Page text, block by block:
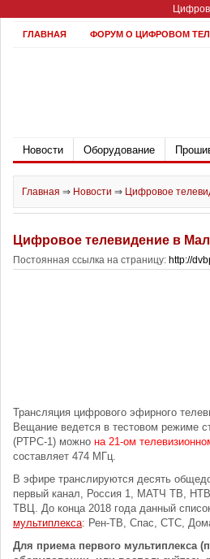
ГЛАВНАЯ ФОРУМ О ЦИФРОВОМ
Новости Оборудование
Главная ⇒ Новости ⇒ Цифровое
Цифровое телевидение в
Постоянная ссылка на страницу: http://
Трансляция цифрового эфирного
Вещание ведется в тестовом режиме
(РТРС-1) можно на 21-ом
составляет 474 МГц.
В эфире транслируются десять
первый канал, Россия 1, МАТЧ ТВ,
ТВЦ. До конца 2018 года данный
мультиплекса: Рен-ТВ, Спас, СТС,
Для приема первого мультиплекса